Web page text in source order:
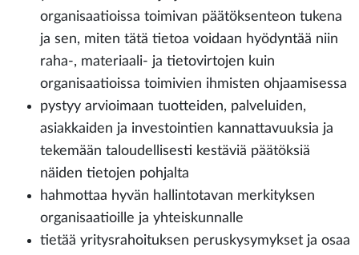
organisaatioissa toimivan päätöksenteon tukena
ja sen, miten tätä tietoa voidaan hyödyntää niin
raha-, materiaali- ja tietovirtojen kuin
organisaatioissa toimivien ihmisten ohjaamisessa
pystyy arvioimaan tuotteiden, palveluiden,
asiakkaiden ja investointien kannattavuuksia ja
tekemään taloudellisesti kestäviä päätöksiä
näiden tietojen pohjalta
hahmottaa hyvän hallintotavan merkityksen
organisaatioille ja yhteiskunnalle
tietää yritysrahoituksen peruskysymykset ja osaa